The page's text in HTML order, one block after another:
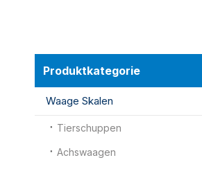
Produktkategorie
Waage Skalen
Tierschuppen
Achswaagen